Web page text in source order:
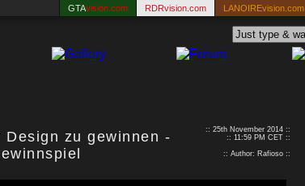
GTAvision.com RDRvision.com LANOIREvision.com
Design zu gewinnen -
:: 25th November 2014 ::
:: 11:59 PM CET ::
:: Author: Rafioso ::